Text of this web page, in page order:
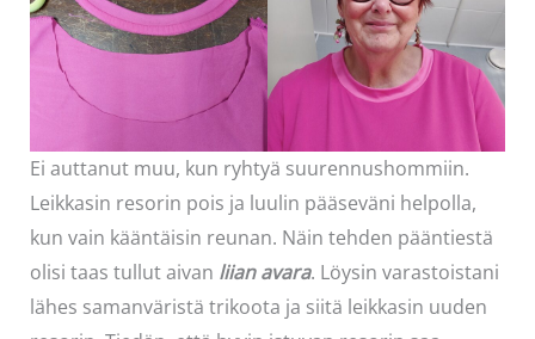
Ei auttanut muu, kun ryhtyä suurennushommiin.
Leikkasin resorin pois ja luulin pääseväni helpolla,
kun vain kääntäisin reunan. Näin tehden pääntiestä
olisi taas tullut aivan liian avara. Löysin varastoistani
lähes samanväristä trikoota ja siitä leikkasin uuden